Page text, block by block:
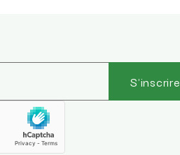
S'inscrire